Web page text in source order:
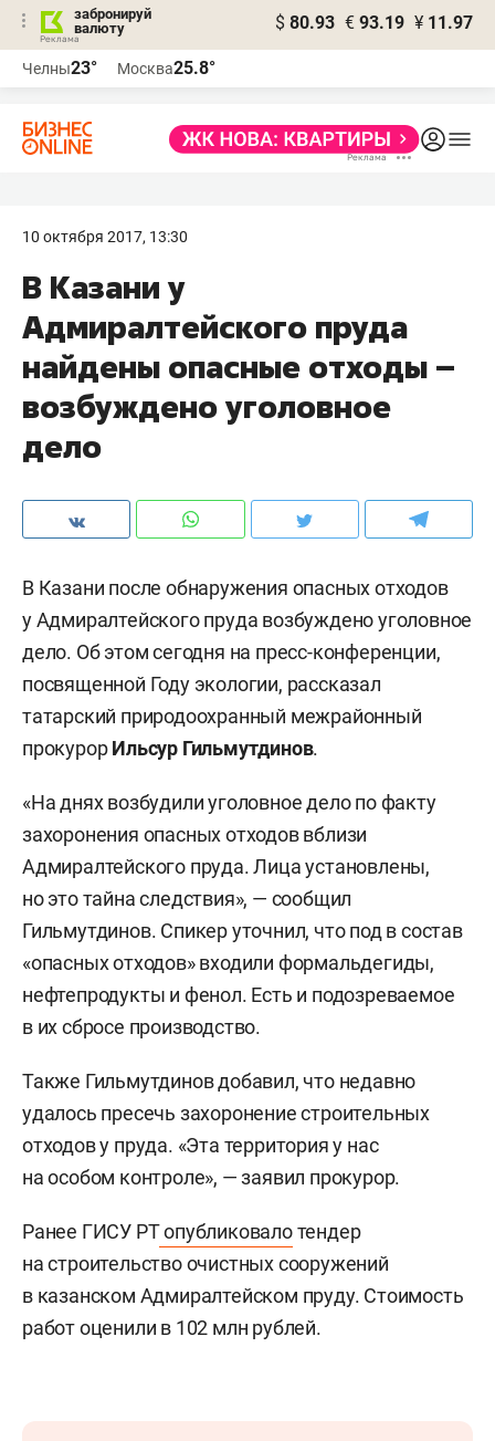
забронируй
валюту
$ 80.93 € 93.19 ¥ 11.97
Челны23° Москва25.8°
10 октября 2017, 13:30
В Казани у
Адмиралтейского пруда
найдены опасные отходы –
возбуждено уголовное
дело
В Казани после обнаружения опасных отходов
у Адмиралтейского пруда возбуждено уголовное
дело. Об этом сегодня на пресс-конференции,
посвященной Году экологии, рассказал
татарский природоохранный межрайонный
прокурорИльсур Гильмутдинов.
«На днях возбудили уголовное дело по факту
захоронения опасных отходов вблизи
Адмиралтейского пруда. Лица установлены,
но это тайна следствия», — сообщил
Гильмутдинов. Спикер уточнил, что под в состав
«опасных отходов» входили формальдегиды,
нефтепродукты и фенол. Есть и подозреваемое
в их сбросе производство.
Также Гильмутдинов добавил, что недавно
удалось пресечь захоронение строительных
отходов у пруда. «Эта территория у нас
на особом контроле», — заявил прокурор.
Ранее ГИСУ РТопубликовалотендер
на строительство очистных сооружений
в казанском Адмиралтейском пруду. Стоимость
работ оценили в 102 млн рублей.